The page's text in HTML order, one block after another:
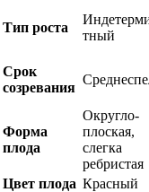
Тип роста
тный
Срок
созревания
Форма
плода
Округло-
плоская,
слегка
ребристая
Цвет плода Красный